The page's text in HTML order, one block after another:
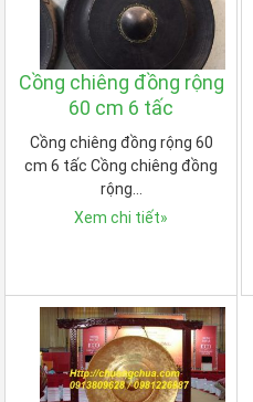
Cồng chiêng đồng rộng
60 cm 6 tấc
Cồng chiêng đồng rộng 60
cm 6 tấc Cồng chiêng đồng
rộng…
Xem chi tiết»